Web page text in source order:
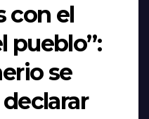
con el
pueblo”:
se